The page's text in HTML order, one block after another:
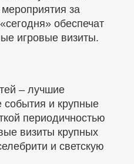
за
обеспечат
игровые визиты.
– лучшие
и крупные
периодичностью
визиты крупных
и светскую